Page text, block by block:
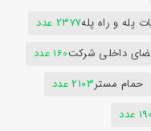
پله و راه پله2377 عدد
داخلی شرکت160 عدد
حمام مستر2103 عدد
عدد